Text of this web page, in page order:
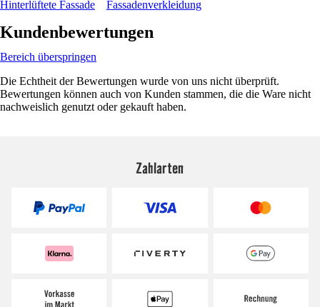
Hinterlüftete Fassade Fassadenverkleidung
Kundenbewertungen
Bereich überspringen
Die Echtheit der Bewertungen wurde von uns nicht überprüft.
Bewertungen können auch von Kunden stammen, die die Ware nicht
nachweislich genutzt oder gekauft haben.
Zahlarten